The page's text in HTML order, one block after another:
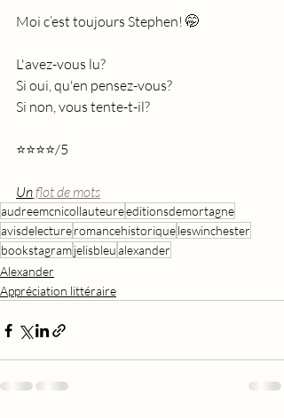
Moi c’est toujours Stephen! 🤭
L'avez-vous lu?
Si oui, qu'en pensez-vous?
Si non, vous tente-t-il?
⭐️⭐️⭐️⭐️/5
Un flot de mots
audreemcnicollauteureeditionsdemortagne
avisdelectureromancehistoriqueleswinchester
bookstagramjelisbleualexander
Alexander
Appréciation littéraire